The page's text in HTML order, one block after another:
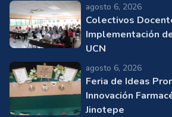
agosto 6, 2026
Colectivos
Implementación
UCN
agosto 6, 2026
Feria de Ideas
Innovación
Jinotepe